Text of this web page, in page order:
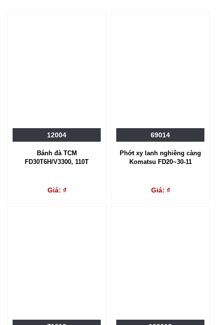
12004
Bánh đà TCM
FD30T6H/V3300, 110T
Giá: ₫
69014
Phớt xy lanh nghiêng càng
Komatsu FD20~30-11
Giá: ₫